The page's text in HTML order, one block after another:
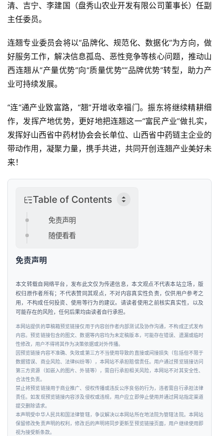
清、吉宁、李建国（盘秀山农业开发有限公司董事长）任副
主任委员。
连翘专业委员会将以“品牌化、规范化、数据化”为方向，做
好服务工作，解决信息孤岛、恶性竞争等核心问题，推动山
西连翘从“产量优势”向“质量优势”“品牌优势”转型，助力产
业可持续发展。
“连”通产业致富路，“翘”开增收幸福门。振东将继续精耕细
作，发挥产地优势，更好地把连翘这一“富民产业”做扎实，
发挥好山西省中药材协会会长单位、山西省中药链主企业的
带动作用，凝聚力量，携手共进，共同开创连翘产业美好未
来！
Table of Contents
免责声明
随便看看
免责声明
本文转载自网络平台，发布此文仅为传递信息，本文观点不代表本站立场，版
权归原作者所有；不代表赞同其观点，不对内容真实性负责，仅供用户参考之
用，不构成任何投资、使用等行为的建议。请读者使用之前核实真实性，以及
可能存在的风险，任何后果均由读者自行承担。
本网站提供的草稿箱预览链接仅用于内容创作者内部测试及协作沟通，不构成正式发布
内容。预览链接包含的图文、数据等内容均为未定稿版本，可能存在错误、遗漏或临时
性修改，用户不得将其作为决策依据或对外传播。
因预览链接内容不准确、失效或第三方不当使用导致的直接或间接损失（包括但不限于
数据错误、商业风险、法律纠纷等），本网站不承担赔偿责任。用户通过预览链接访问
第三方资源（如嵌入的图片、外链等），需自行承担相关风险，本网站不对其安全性、
合法性负责。
禁止将预览链接用于商业推广、侵权传播或违反公序良俗的行为，违者需自行承担法律
责任。如发现预览链接内容涉及侵权或违规，用户应立即停止使用并通过网站指定渠道
提交删除请求。
本声明受中华人民共和国法律管辖，争议解决以本网站所在地法院为管辖法院。本网站
保留修改免责声明的权利，修改后的声明将同步更新至预览链接页面，用户继续使用即
视为接受新条款。